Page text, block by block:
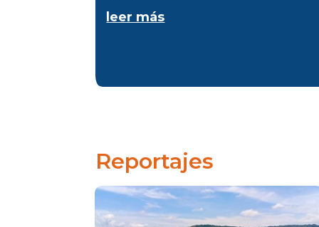
leer más
Reportajes